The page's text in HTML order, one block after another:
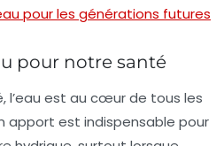
pour les générations futures
pour notre santé
, l’eau est au cœur de tous les
apport est indispensable pour